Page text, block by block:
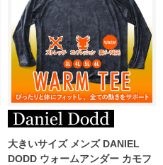
大きいサイズ メンズ DANIEL
DODD ウォームアンダー カモフ